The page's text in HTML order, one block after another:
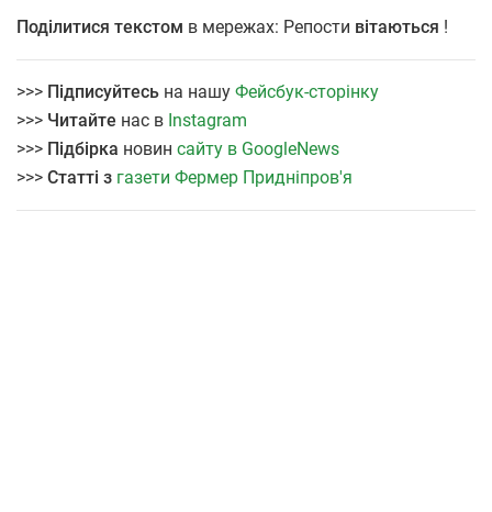
Поділитися текстом в мережах: Репости вітаються !
>>> Підписуйтесь на нашу Фейсбук-сторінку
>>> Читайте нас в Instagram
>>> Підбірка новин сайту в GoogleNews
>>> Статті з газети Фермер Придніпров'я